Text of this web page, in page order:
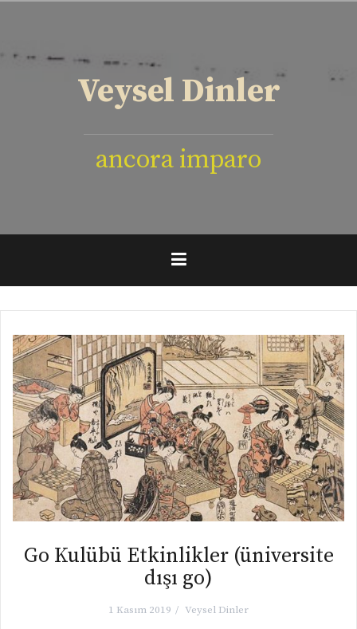
Veysel Dinler
ancora imparo
Go Kulübü Etkinlikler (üniversite
dışı go)
1 Kasım 2019 Veysel Dinler